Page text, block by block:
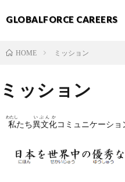
GLOBALFORCE CAREERS
HOME ミッション
ミッション
私
わたし
たち異文化
いぶんか
コミュニケーショ